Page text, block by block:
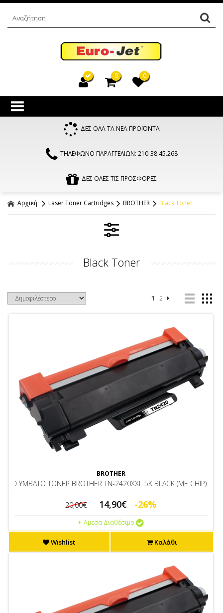
0 0
ΔΕΣ ΟΛΑ ΤΑ ΝΕΑ ΠΡΟΪΟΝΤΑ
ΤΗΛΕΦΩΝΟ ΠΑΡΑΓΓΕΛΙΩΝ: 210-38.45.268
ΔΕΣ ΟΛΕΣ ΤΙΣ ΠΡΟΣΦΟΡΕΣ
Αρχική Laser Toner Cartridges BROTHER Black Toner
Black Toner
1 2
BROTHER
ΣΥΜBΑΤΟ ΤΟΝΕΡ BROTHER ΤΝ-2420XXL 5K BLACK (ME CHIP)
20,00€ 14,90€ -26%
Άμεσα Διαθέσιμο
Wishlist Καλάθι